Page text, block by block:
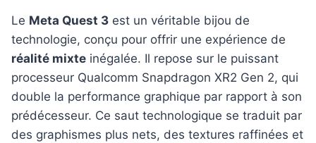
Le Meta Quest 3 est un véritable bijou de
technologie, conçu pour offrir une expérience de
réalité mixte inégalée. Il repose sur le puissant
processeur Qualcomm Snapdragon XR2 Gen 2, qui
double la performance graphique par rapport à son
prédécesseur. Ce saut technologique se traduit par
des graphismes plus nets, des textures raffinées et